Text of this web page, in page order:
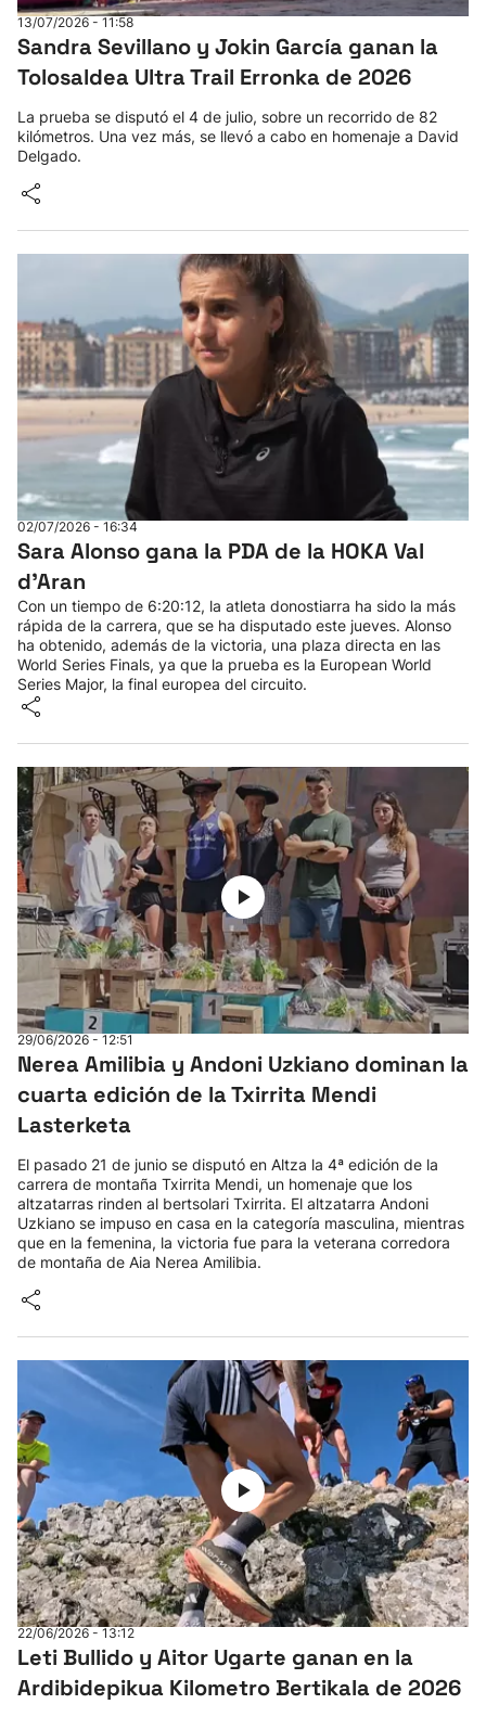
Herri-kirolak
Kirolak 360
Carreras de montaña
Más deportes
"Helmuga"
13/07/2026 - 11:58
Sandra Sevillano y Jokin García ganan la
Tolosaldea Ultra Trail Erronka de 2026
La prueba se disputó el 4 de julio, sobre un recorrido de 82
kilómetros. Una vez más, se llevó a cabo en homenaje a David
Delgado.
02/07/2026 - 16:34
Sara Alonso gana la PDA de la HOKA Val
d’Aran
Con un tiempo de 6:20:12, la atleta donostiarra ha sido la más
rápida de la carrera, que se ha disputado este jueves. Alonso
ha obtenido, además de la victoria, una plaza directa en las
World Series Finals, ya que la prueba es la European World
Series Major, la final europea del circuito.
29/06/2026 - 12:51
Nerea Amilibia y Andoni Uzkiano dominan la
cuarta edición de la Txirrita Mendi
Lasterketa
El pasado 21 de junio se disputó en Altza la 4ª edición de la
carrera de montaña Txirrita Mendi, un homenaje que los
altzatarras rinden al bertsolari Txirrita. El altzatarra Andoni
Uzkiano se impuso en casa en la categoría masculina, mientras
que en la femenina, la victoria fue para la veterana corredora
de montaña de Aia Nerea Amilibia.
22/06/2026 - 13:12
Leti Bullido y Aitor Ugarte ganan en la
Ardibidepikua Kilometro Bertikala de 2026